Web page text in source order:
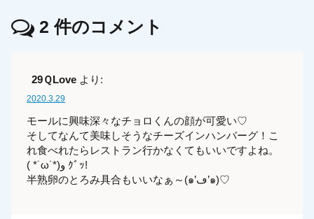
2 件のコメント
29ＱLove より:
2020.3.29
モールに興味深々なチョロくんの顔が可愛い♡
そしてなんて美味しそうなチーズインハンバーグ！こ
れ食べれたらレストラン行かなくてもいいですよね。
( *˙ω˙*)و ｸﾞｯ!
半熟卵のとろみ具合もいいなぁ～(๑’ڡ’๑)♡